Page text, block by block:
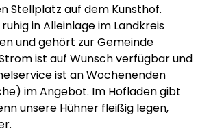
Stellplatz auf dem Kunsthof.
in Alleinlage im Landkreis
und gehört zur Gemeinde
ist auf Wunsch verfügbar und
ist an Wochenenden
im Angebot. Im Hofladen gibt
unsere Hühner fleißig legen,